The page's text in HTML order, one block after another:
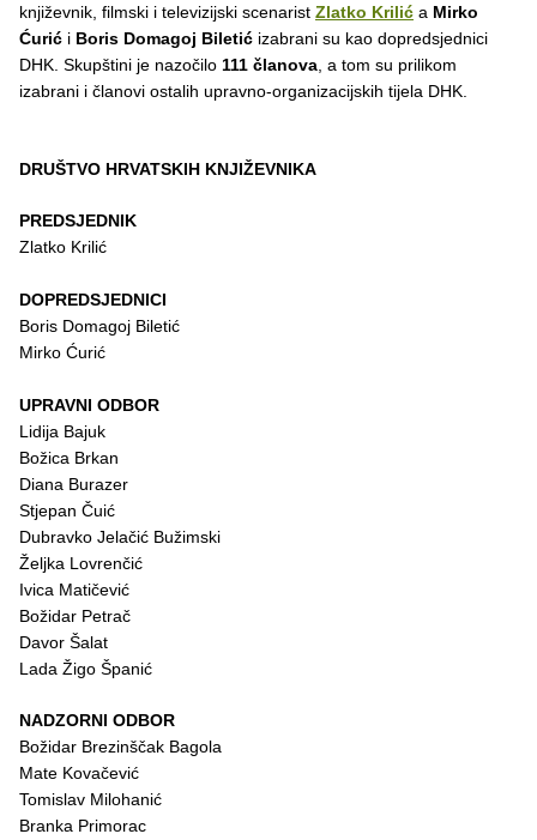
književnik, filmski i televizijski scenarist Zlatko Krilić a Mirko
Ćurić i Boris Domagoj Biletić izabrani su kao dopredsjednici
DHK. Skupštini je nazočilo 111 članova , a tom su prilikom
izabrani i članovi ostalih upravno-organizacijskih tijela DHK.
DRUŠTVO HRVATSKIH KNJIŽEVNIKA
PREDSJEDNIK
Zlatko Krilić
DOPREDSJEDNICI
Boris Domagoj Biletić
Mirko Ćurić
UPRAVNI ODBOR
Lidija Bajuk
Božica Brkan
Diana Burazer
Stjepan Čuić
Dubravko Jelačić Bužimski
Željka Lovrenčić
Ivica Matičević
Božidar Petrač
Davor Šalat
Lada Žigo Španić
NADZORNI ODBOR
Božidar Brezinščak Bagola
Mate Kovačević
Tomislav Milohanić
Branka Primorac